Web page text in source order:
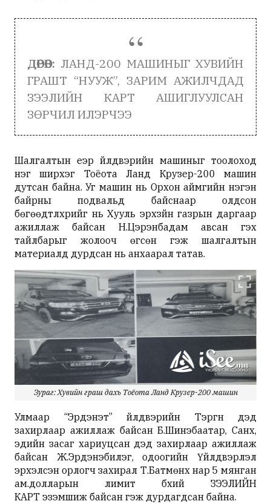
ДӨРӨВ: ЛАНД-200 МАШИНЫГ ХУВИЙН
ГРАШТ “НУУЖ”, ЗАРИМ АЖИЛЧДАД
ЗЭЭЛИЙН КАРТ АШИГЛУУЛСАН
ЗӨРЧИЛ ИЛЭРЧЭЭ
Шалгалтын үеэр үйлдвэрийн машиныг тоолоход
нэг ширхэг Тоёота Ланд Крузер-200 машин
дутсан байна. Уг машин нь Орхон аймгийн нэгэн
байрны подвальд байснаар олдсон
бөгөөдтүлхүүрийг нь Хууль эрхзүйн газрын даргаар
ажиллаж байсан Н.Цэрэнбадам авсан гэх
тайлбарыг жолооч өгсөн гэж шалгалтын
материалд дурдсан нь анхаарал татав.
Зураг: Хувийн граш дахь Тоёота Ланд Крузер-200 машин
Улмаар “Эрдэнэт” үйлдвэрийн Тэргүүн дэд
захирлаар ажиллаж байсан Б.Шинэбаатар, Санхүү,
эдийн засаг хариуцсан дэд захирлаар ажиллаж
байсан Ж.Эрдэнэбилэг, одоогийн Үйлдвэрлэл
эрхэлсэн орлогч захирал Т.Батмөнх нар 5 мянган
ам.долларын лимит бүхий ЗЭЭЛИЙН
КАРТ эзэмшиж байсан гэж дурдагдсан байна.